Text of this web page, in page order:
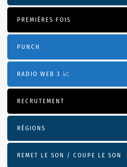
PREMIÈRES FOIS
PUNCH
RADIO WEB 3 📈
RECRUTEMENT
RÉGIONS
REMET LE SON / COUPE LE SON